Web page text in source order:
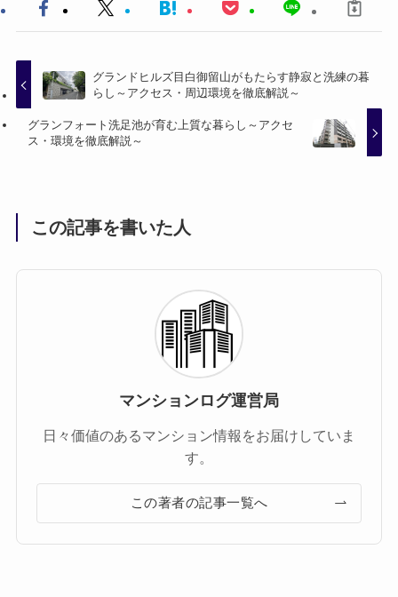
グランドヒルズ目白御留山がもたらす静寂と洗練の暮
らし～アクセス・周辺環境を徹底解説～
グランフォート洗足池が育む上質な暮らし～アクセ
ス・環境を徹底解説～
この記事を書いた人
マンションログ運営局
日々価値のあるマンション情報をお届けしていま
す。
この著者の記事一覧へ